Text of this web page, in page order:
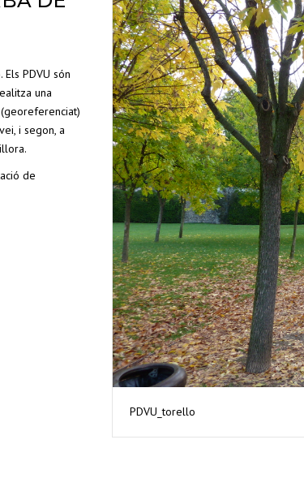
PDVU són
una
i segon, a
de
PDVU_torello